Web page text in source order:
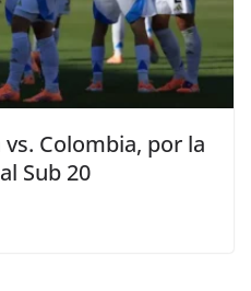
Colombia, por la
Sub 20